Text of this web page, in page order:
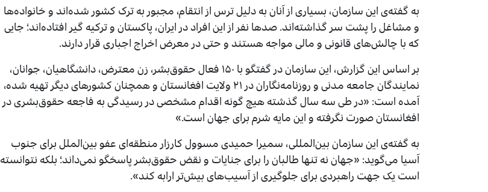
به گفته‌ی این سازمان، بسیاری از آنان به دلیل ترس از انتقام، مجبور به ترک کشور شده‌اند و خانواده‌ها
و مشاغل را پشت سر گذاشته‌اند. صدها نفر از این افراد در ایران، پاکستان و ترکیه گیر افتاده‌اند؛ جایی
که با چالش‌های قانونی و مالی مواجه هستند و حتی در معرض اخراج اجباری قرار دارند.
بر اساس این گزارش، این سازمان در گفتگو با ۱۵۰ فعال حقوق‌بشر، زن معترض، دانشگاهیان، جوانان،
نمایندگان جامعه مدنی و روزنامه‌نگاران در ۲۱ ولایت افغانستان و همچنان کشورهای دیگر تهیه شده،
آمده است: «در طی سه سال گذشته هیچ گونه اقدام مشخصی در رسیدگی به فاجعه حقوق‌بشری در
افغانستان صورت نگرفته و این مایه شرم برای جهان است.»
به گفته‌ی این سازمان بین‌المللی، سمیرا حمیدی مسوول کارزار منطقه‌ای عفو بین‌الملل برای جنوب
آسیا می‌گوید: «جهان نه تنها طالبان را برای جنایات و نقض حقوق‌بشر پاسخگو نمی‌داند؛ بلکه نتوانسته‌
است یک جهت راهبردی برای جلوگیری از آسیب‌های بیش‌تر ارابه کند».